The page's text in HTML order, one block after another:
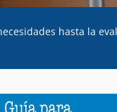
hasta la